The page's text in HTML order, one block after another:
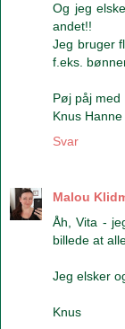
Og jeg
andet!!
Jeg bruger
f.eks.
Pøj påj med
Knus Hanne
Svar
Malou
Åh, Vita -
billede at
Jeg elsker
Knus